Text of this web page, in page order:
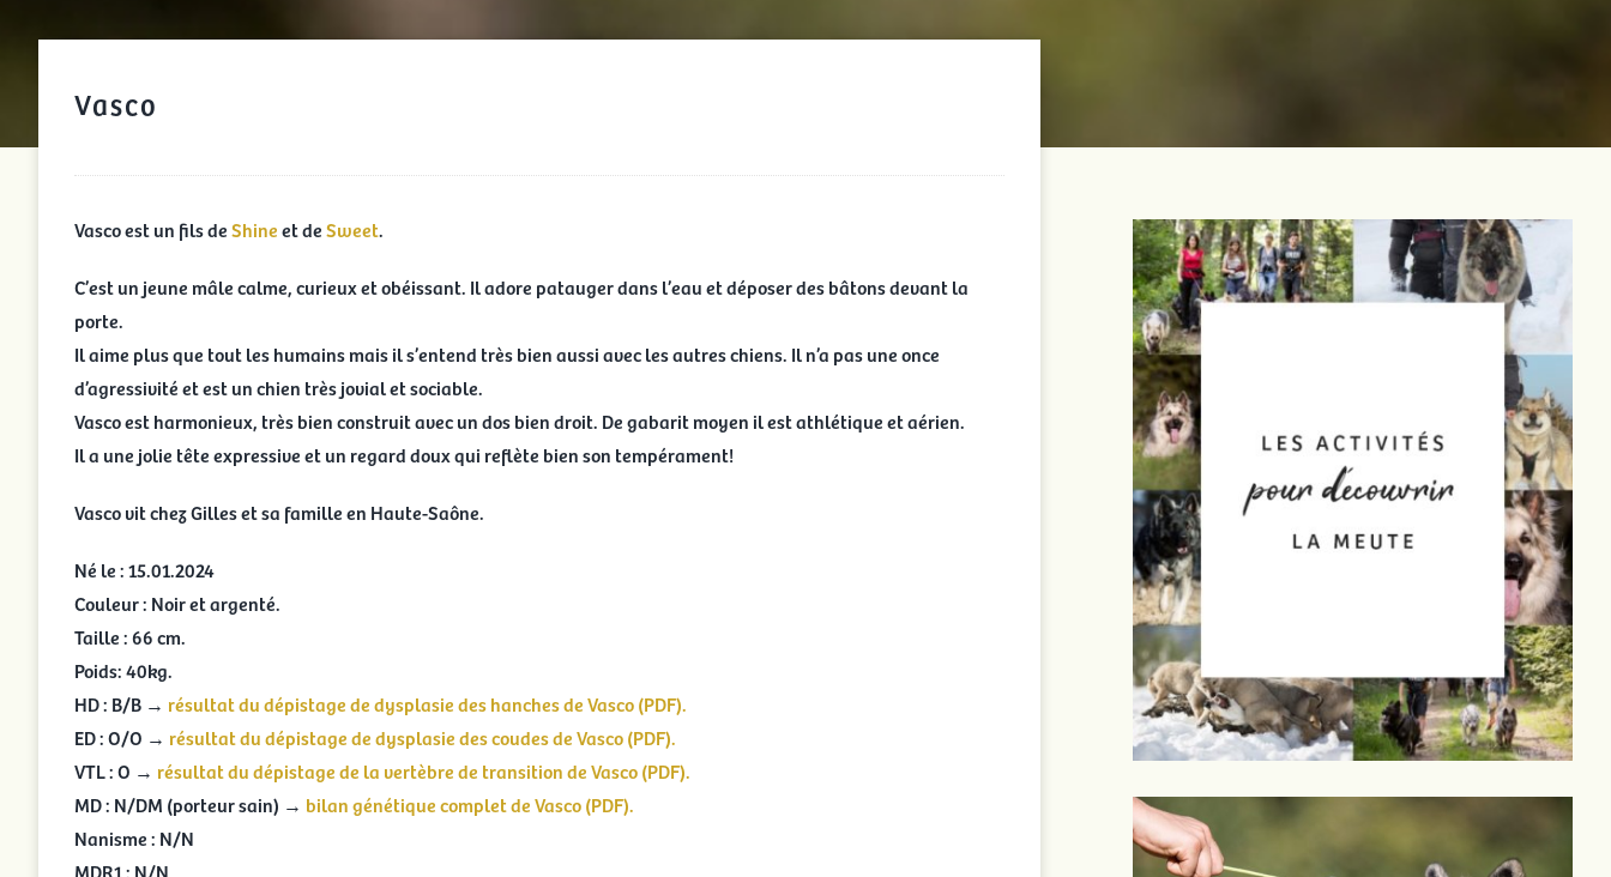
Vasco
Vasco est un fils deShineet deSweet.
C’est un jeune mâle calme, curieux et obéissant. Il adore patauger dans l’eau et déposer des bâtons devant la
porte.
Il aime plus que tout les humains mais il s’entend très bien aussi avec les autres chiens. Il n’a pas une once
d’agressivité et est un chien très jovial et sociable.
Vasco est harmonieux, très bien construit avec un dos bien droit. De gabarit moyen il est athlétique et aérien.
Il a une jolie tête expressive et un regard doux qui reflète bien son tempérament!
Vasco vit chez Gilles et sa famille en Haute-Saône.
Né le : 15.01.2024
Couleur : Noir et argenté.
Taille : 66 cm.
Poids: 40kg.
HD : B/B → résultat du dépistage de dysplasie des hanches de Vasco (PDF).
ED : O/O → résultat du dépistage de dysplasie des coudes de Vasco (PDF).
VTL : O → résultat du dépistage de la vertèbre de transition de Vasco (PDF).
MD : N/DM (porteur sain) → bilan génétique complet de Vasco (PDF).
Nanisme : N/N
MDR1 : N/N